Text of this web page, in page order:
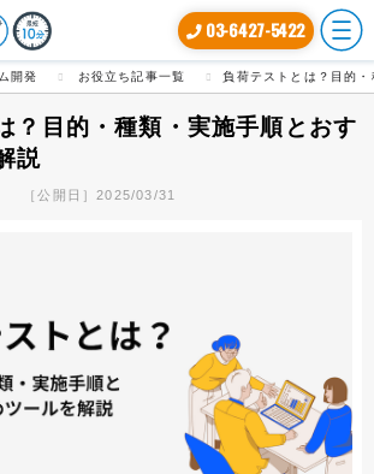
03-6427-5422
開発 お役立ち記事一覧 負荷テストとは？目的
？目的・種類・実施手順とおす
説
［公開日］2025/03/31